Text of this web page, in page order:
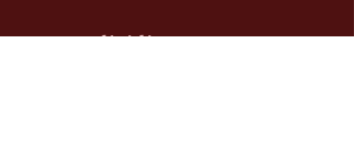
Condividi questo evento